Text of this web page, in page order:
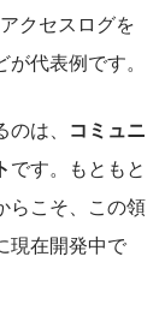
クセスログを
代表例です。
は、 コミュニ
です。もともと
らこそ、この領
現在開発中で